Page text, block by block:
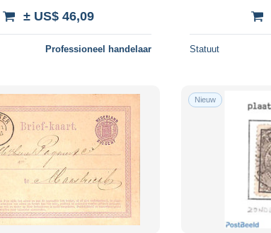
± US$ 46,09
Professioneel handelaar Statuut
Nieuw